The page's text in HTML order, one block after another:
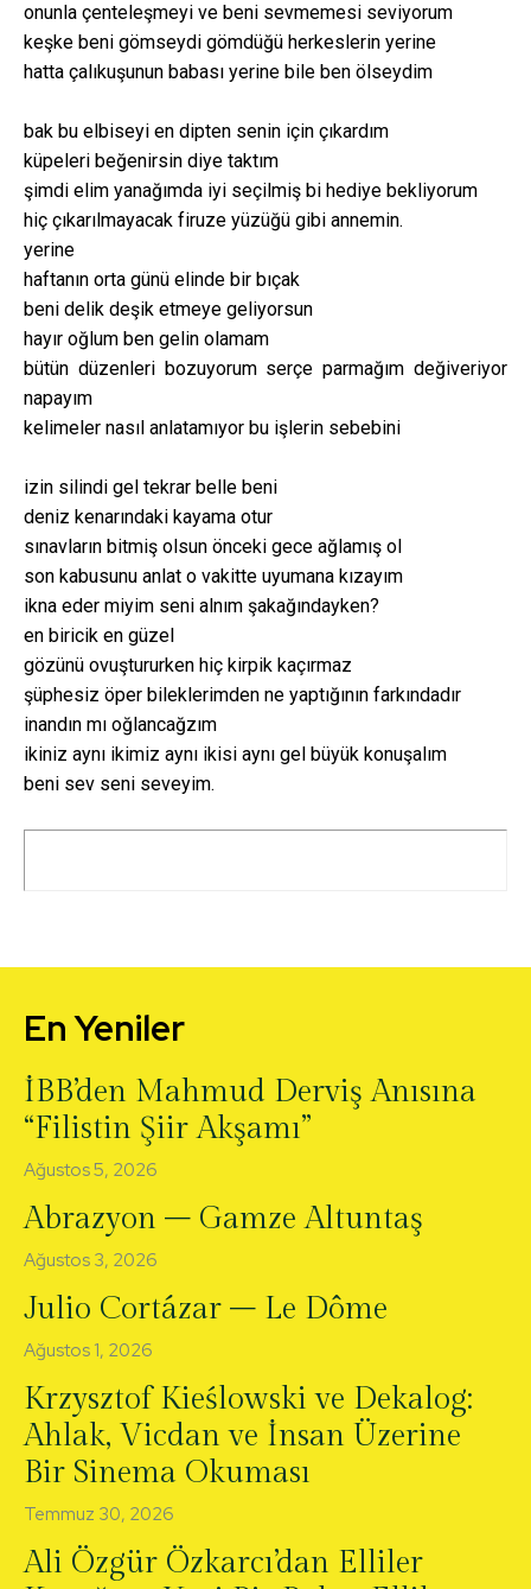
onunla çenteleşmeyi ve beni sevmemesi seviyorum
keşke beni gömseydi gömdüğü herkeslerin yerine
hatta çalıkuşunun babası yerine bile ben ölseydim
bak bu elbiseyi en dipten senin için çıkardım
küpeleri beğenirsin diye taktım
şimdi elim yanağımda iyi seçilmiş bi hediye bekliyorum
hiç çıkarılmayacak firuze yüzüğü gibi annemin.
yerine
haftanın orta günü elinde bir bıçak
beni delik deşik etmeye geliyorsun
hayır oğlum ben gelin olamam
bütün düzenleri bozuyorum serçe parmağım değiveriyor
napayım
kelimeler nasıl anlatamıyor bu işlerin sebebini
izin silindi gel tekrar belle beni
deniz kenarındaki kayama otur
sınavların bitmiş olsun önceki gece ağlamış ol
son kabusunu anlat o vakitte uyumana kızayım
ikna eder miyim seni alnım şakağındayken?
en biricik en güzel
gözünü ovuştururken hiç kirpik kaçırmaz
şüphesiz öper bileklerimden ne yaptığının farkındadır
inandın mı oğlancağzım
ikiniz aynı ikimiz aynı ikisi aynı gel büyük konuşalım
beni sev seni seveyim.
En Yeniler
İBB’den Mahmud Derviş Anısına
“Filistin Şiir Akşamı”
Ağustos 5, 2026
Abrazyon – Gamze Altuntaş
Ağustos 3, 2026
Julio Cortázar – Le Dôme
Ağustos 1, 2026
Krzysztof Kieślowski ve Dekalog:
Ahlak, Vicdan ve İnsan Üzerine
Bir Sinema Okuması
Temmuz 30, 2026
Ali Özgür Özkarcı’dan Elliler